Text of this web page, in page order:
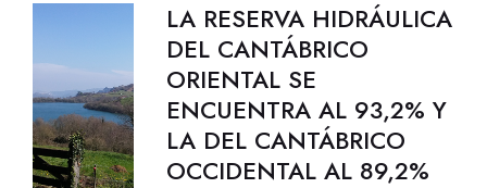
LA RESERVA HIDRÁULICA
DEL CANTÁBRICO
ORIENTAL SE
ENCUENTRA AL 93,2% Y
LA DEL CANTÁBRICO
OCCIDENTAL AL 89,2%